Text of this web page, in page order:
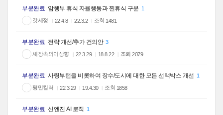
부분완료 암행부 휴식 자율행동과 찐휴식 구분 1
갓세정
22.4.8 22.3.2 조회 1481
부분완료 전략 개선/추가 건의안 3
새장속의이상향
22.3.29 18.8.22 조회2079
부분완료 사령부턴을 비롯하여 장수/도시에 대한 모든 선택박스 개선
1
평민킬러
22.3.29 19.4.30 조회 1858
부분완료 신엔진 AI 로직 1